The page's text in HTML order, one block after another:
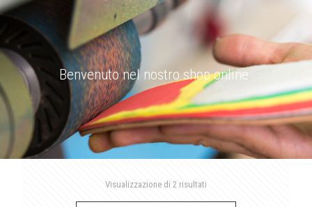
Benvenuto nel nostro shop online
Visualizzazione di 2 risultati